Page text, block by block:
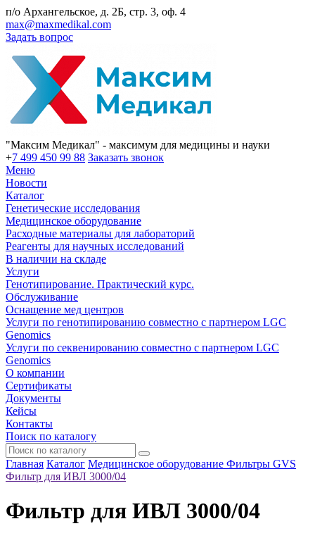
п/о Архангельское, д. 2Б, стр. 3, оф. 4
max@maxmedikal.com
Задать вопрос
"Максим Медикал" - максимум для медицины и науки
+7 499 450 99 88 Заказать звонок
Меню
Новости
Каталог
Генетические исследования
Медицинское оборудование
Расходные материалы для лабораторий
Реагенты для научных исследований
В наличии на складе
Услуги
Генотипирование. Практический курс.
Обслуживание
Оснащение мед центров
Услуги по генотипированию совместно с партнером LGC
Genomics
Услуги по секвенированию совместно с партнером LGC
Genomics
О компании
Сертификаты
Документы
Кейсы
Контакты
Поиск по каталогу
Главная Каталог Медицинское оборудование Фильтры GVS
Фильтр для ИВЛ 3000/04
Фильтр для ИВЛ 3000/04